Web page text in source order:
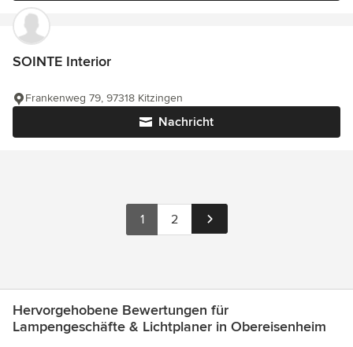
SOINTE Interior
Nachricht
Frankenweg 79, 97318 Kitzingen
1 2
Hervorgehobene Bewertungen für
Lampengeschäfte & Lichtplaner in Obereisenheim